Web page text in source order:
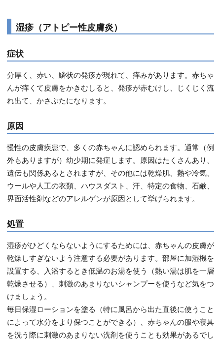
湿疹（アトピー性皮膚炎）
症状
分厚く、赤い、鱗状の発疹が現れて、痒みがあります。赤ちゃ
んが痒くて皮膚をかきむしると、発疹が赤むけし、じくじく流
れ出て、かさぶたになります。
原因
慢性の皮膚疾患で、多くの赤ちゃんに認められます。通常（例
外もありますが）幼少期に発症します。原因はたくさんあり、
遺伝も関係あるとされますが、その他には乾燥肌、熱や冷気、
ウールや人工の衣類、ハウスダスト、汗、特定の食物、石鹸、
界面活性剤などのアレルゲンが原因として挙げられます。
処置
湿疹がひどくならないようにするためには、赤ちゃんの皮膚が
乾燥しすぎないよう注意する必要があります。部屋に加湿機を
設置する、入浴するとき低温のお湯を使う（熱い湯は肌を一層
乾燥させる）、刺激のあまりないシャンプーを使うなど気をつ
けましょう。
毎日保湿ローションを塗る（特に風呂から出た直後に使うこと
によって水分をより保つことができる）、赤ちゃんの服や寝具
を洗う際に刺激のあまりない洗剤を使うことも効果があるでし